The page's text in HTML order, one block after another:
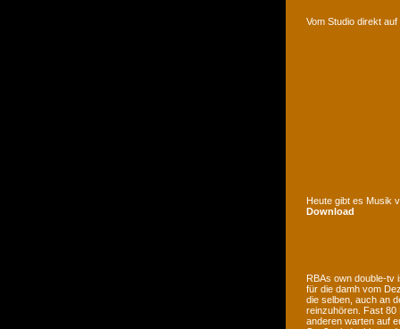
Vom Studio direkt
Heute gibt es Musik
Download
RBAs own double-tv
für die damh vom
die selben, auch an
reinzuhören. Fast 80
anderen warten auf